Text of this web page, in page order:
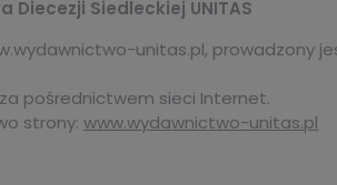
Siedleckiej UNITAS
unitas.pl, prowadzony jest
pośrednictwem sieci Internet.
strony: www.wydawnictwo-unitas.pl